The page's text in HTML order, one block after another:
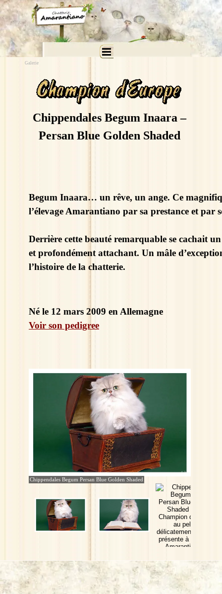
Aller au contenu
Sauter le menu
Galerie
Chippendales Begum Inaara –
Persan Blue Golden Shaded
Begum Inaara… un rêve, un ange. Ce
l’élevage Amarantiano par sa prestance et par
Derrière cette beauté remarquable se cachait
et profondément attachant. Un mâle
l’histoire de la chatterie.
Né le 12 mars 2009 en Allemagne
Voir son pedigree
Chippendales Begum Persan Blue Golden Shaded
Retourner au contenu